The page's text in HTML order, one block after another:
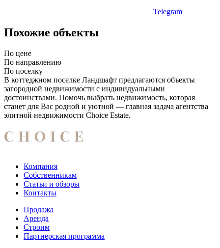
Telegram
Похожие объекты
По цене
По направлению
По поселку
В коттеджном поселке Ландшафт предлагаются объекты
загородной недвижимости с индивидуальными
достоинствами. Помочь выбрать недвижимость, которая
станет для Вас родной и уютной — главная задача агентства
элитной недвижимости Choice Estate.
Компания
Собственникам
Статьи и обзоры
Контакты
Продажа
Аренда
Строим
Партнерская программа